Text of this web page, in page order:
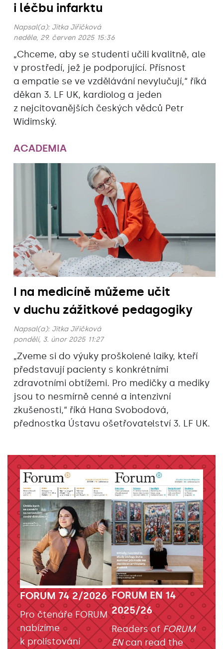
i léčbu infarktu
Napsal(a): Jitka Jiřičková
neděle, 29. červen 2025 15:36
„Chceme, aby se studenti učili kvalitně, ale
v prostředí, jež je podporující. Přísnost
a empatie se ve vzdělávání nevylučují,“ říká
děkan 3. LF UK, kardiolog a jeden
z nejcitovanějších českých vědců Petr
Widimský.
ACADEMIA
I na medicíně můžeme učit
v duchu zážitkové pedagogiky
Napsal(a): Jitka Jiřičková
pondělí, 3. únor 2025 11:27
„Zveme si do výuky proškolené laiky, kteří
představují pacienty s konkrétními
zdravotními obtížemi. Pro medičky a mediky
jsou to nesmírně cenné a intenzivní
zkušenosti,“ říká Hana Svobodová,
přednostka Ústavu ošetřovatelství 3. LF UK.
FORUM 74 2/2026
Pro čtenáře FORUM
nabízíme
k prolistování
FORUM EN 14
2025/26
Readers of FORUM
ENcan read the